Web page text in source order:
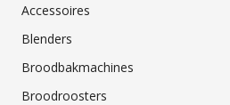
Accessoires
Blenders
Broodbakmachines
Broodroosters